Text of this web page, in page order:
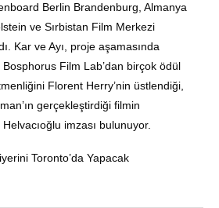
Berlin Brandenburg, Almanya
ve Sırbistan Film Merkezi
Kar ve Ayı, proje aşamasında
Film Lab’dan birçok ödül
Florent Herry’nin üstlendiği,
gerçekleştirdiği filmin
imzası bulunuyor.
Toronto’da Yapacak